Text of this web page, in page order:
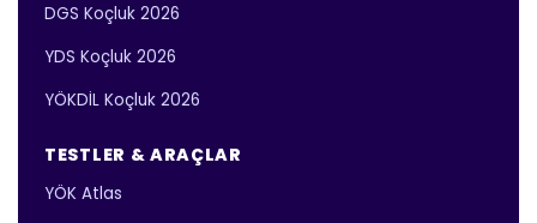
DGS Koçluk 2026
YDS Koçluk 2026
YÖKDİL Koçluk 2026
TESTLER & ARAÇLAR
YÖK Atlas